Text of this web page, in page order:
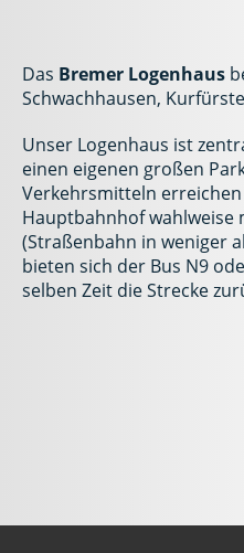
Das Bremer Logenhaus
Schwachhausen,
Unser Logenhaus ist
einen eigenen großen
Verkehrsmitteln erreichen
Hauptbahnhof wahlweise
(Straßenbahn in weniger
bieten sich der Bus N9
selben Zeit die Strecke